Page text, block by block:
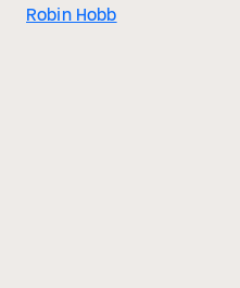
Robin Hobb